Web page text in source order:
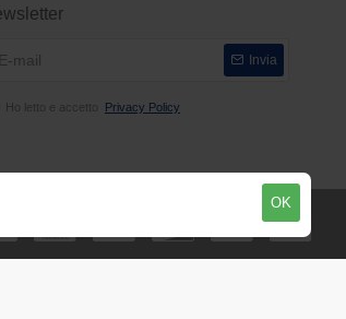
Invia
Ho letto e accetto Privacy Policy
OK